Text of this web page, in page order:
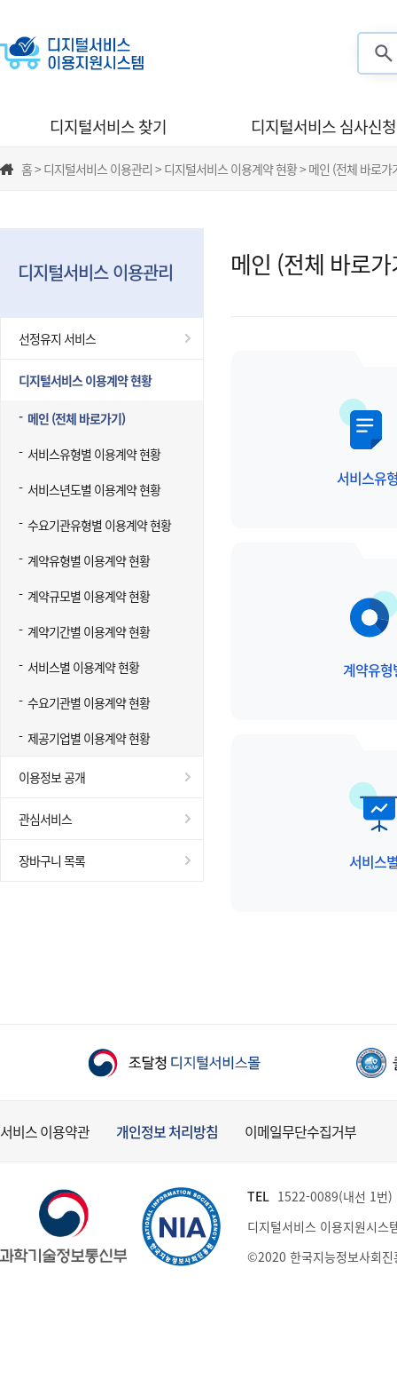
디지털서비스 찾기 디지털서비스 심사신청
홈 > 디지털서비스 이용관리 > 디지털서비스 이용계약 현황 > 메인 (전체 바로가
디지털서비스 이용관리
선정유지 서비스
디지털서비스 이용계약 현황
메인 (전체 바로가기)
서비스유형별 이용계약 현황
서비스년도별 이용계약 현황
수요기관유형별 이용계약 현황
계약유형별 이용계약 현황
계약규모별 이용계약 현황
계약기간별 이용계약 현황
서비스별 이용계약 현황
수요기관별 이용계약 현황
제공기업별 이용계약 현황
이용정보 공개
관심서비스
장바구니 목록
메인 (전체 바로
서비스유
계약유형
서비스
서비스 이용약관 개인정보 처리방침 이메일무단수집거부
TEL 1522-0089(내선 1번
디지털서비스 이용지원시스
©2020 한국지능정보사회진